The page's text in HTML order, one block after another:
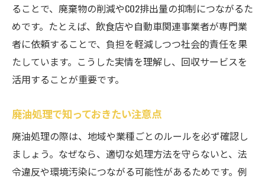
ることで、廃棄物の削減やCO2排出量の抑制につながるた
めです。たとえば、飲食店や自動車関連事業者が専門業
者に依頼することで、負担を軽減しつつ社会的責任を果
たしています。こうした実情を理解し、回収サービスを
活用することが重要です。
廃油処理で知っておきたい注意点
廃油処理の際は、地域や業種ごとのルールを必ず確認し
ましょう。なぜなら、適切な処理方法を守らないと、法
令違反や環境汚染につながる可能性があるためです。例